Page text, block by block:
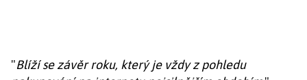
"Blíží se závěr roku, který je vždy z pohledu